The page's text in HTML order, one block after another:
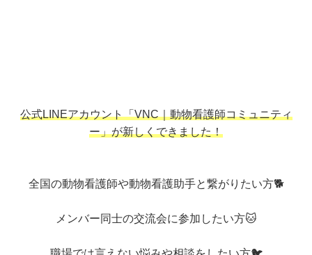
公式LINEアカウント「VNC｜動物看護師コミュニティ
ー」が新しくできました！
全国の動物看護師や動物看護助手と繋がりたい方🐕
メンバー同士の交流会に参加したい方🐱